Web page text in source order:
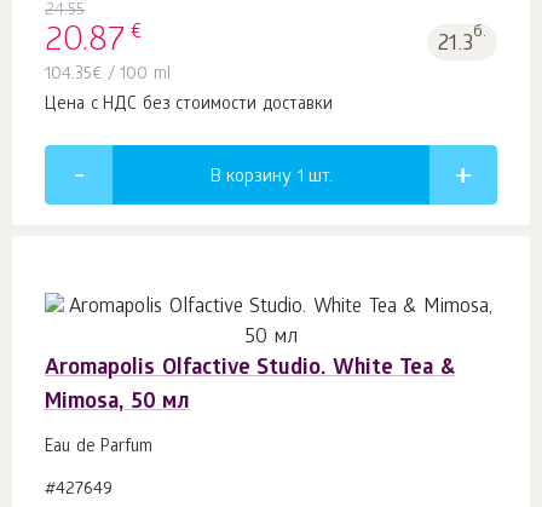
24.55
20.87 € 21.3б.
104.35€ / 100 ml
Цена с НДС без стоимости доставки
В корзину 1 шт.
Aromapolis Olfactive Studio. White Tea &
Mimosa, 50 мл
Eau de Parfum
#427649